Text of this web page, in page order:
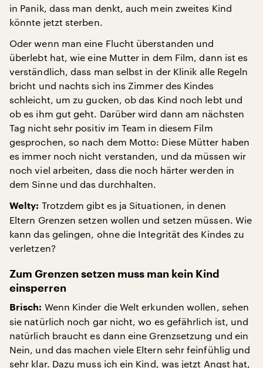
in Panik, dass man denkt, auch mein zweites Kind
könnte jetzt sterben.
Oder wenn man eine Flucht überstanden und
überlebt hat, wie eine Mutter in dem Film, dann ist es
verständlich, dass man selbst in der Klinik alle Regeln
bricht und nachts sich ins Zimmer des Kindes
schleicht, um zu gucken, ob das Kind noch lebt und
ob es ihm gut geht. Darüber wird dann am nächsten
Tag nicht sehr positiv im Team in diesem Film
gesprochen, so nach dem Motto: Diese Mütter haben
es immer noch nicht verstanden, und da müssen wir
noch viel arbeiten, dass die noch härter werden in
dem Sinne und das durchhalten.
Welty: Trotzdem gibt es ja Situationen, in denen
Eltern Grenzen setzen wollen und setzen müssen. Wie
kann das gelingen, ohne die Integrität des Kindes zu
verletzen?
Zum Grenzen setzen muss man kein Kind
einsperren
Brisch: Wenn Kinder die Welt erkunden wollen, sehen
sie natürlich noch gar nicht, wo es gefährlich ist, und
natürlich braucht es dann eine Grenzsetzung und ein
Nein, und das machen viele Eltern sehr feinfühlig und
sehr klar. Dazu muss ich ein Kind, was jetzt Angst hat,